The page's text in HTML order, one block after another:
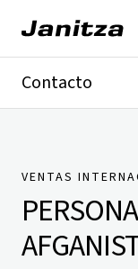
Contacto
Presse
VENTAS